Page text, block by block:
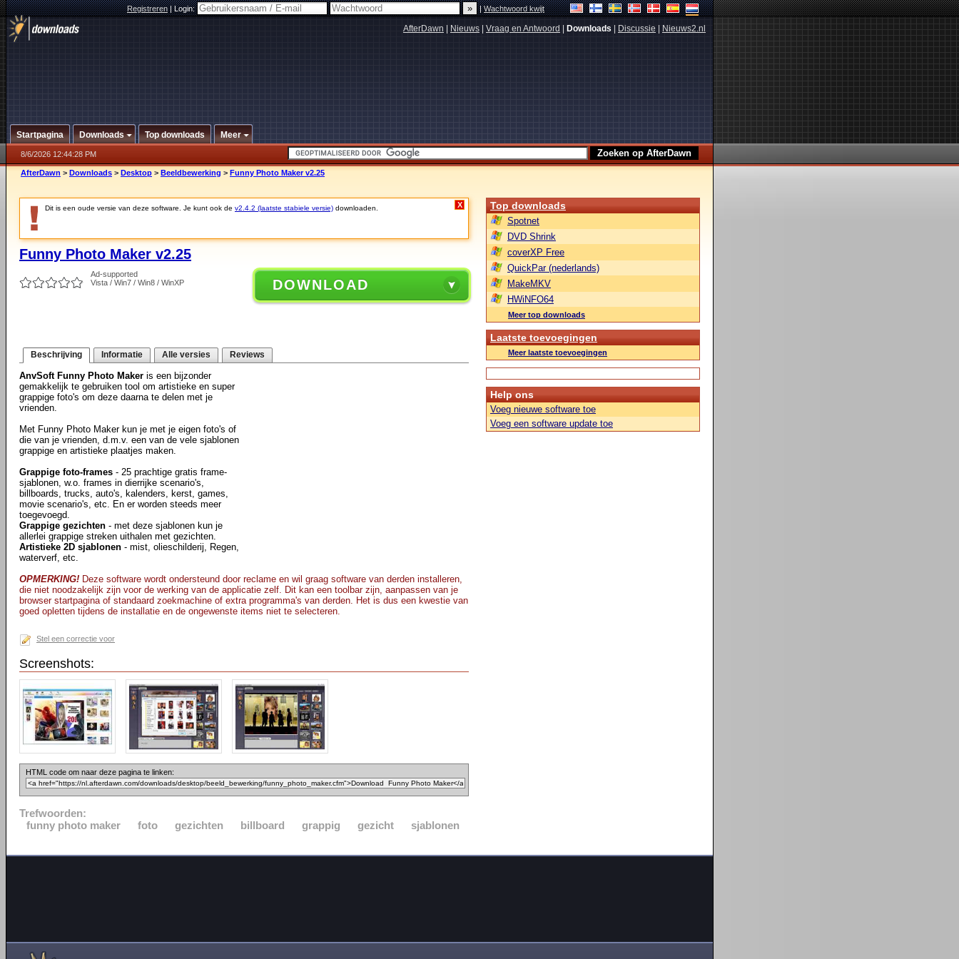
Registreren|Login: |Wachtwoord kwijt
AfterDawn Nieuws Vraag en Antwoord Downloads Discussie Nieuws2.nl
Startpagina Downloads Top downloads Meer
8/6/2026 12:44:28 PM
AfterDawn > Downloads > Desktop > Beeldbewerking > Funny Photo Maker v2.25
Dit is een oude versie van deze software. Je kunt ook de v2.4.2 (laatste stabiele versie) downloaden. X
Funny Photo Maker v2.25
Ad-supported
Vista / Win7 / Win8 / WinXP
DOWNLOAD
Beschrijving Informatie Alle versies Reviews
AnvSoft Funny Photo Maker is een bijzonder
gemakkelijk te gebruiken tool om artistieke en super
grappige foto's om deze daarna te delen met je
vrienden.
Met Funny Photo Maker kun je met je eigen foto's of
die van je vrienden, d.m.v. een van de vele sjablonen
grappige en artistieke plaatjes maken.
Grappige foto-frames - 25 prachtige gratis frame-
sjablonen, w.o. frames in dierrijke scenario's,
billboards, trucks, auto's, kalenders, kerst, games,
movie scenario's, etc. En er worden steeds meer
toegevoegd.
Grappige gezichten - met deze sjablonen kun je
allerlei grappige streken uithalen met gezichten.
Artistieke 2D sjablonen - mist, olieschilderij, Regen,
waterverf, etc.
OPMERKING! Deze software wordt ondersteund door reclame en wil graag software van derden installeren,
die niet noodzakelijk zijn voor de werking van de applicatie zelf. Dit kan een toolbar zijn, aanpassen van je
browser startpagina of standaard zoekmachine of extra programma's van derden. Het is dus een kwestie van
goed opletten tijdens de installatie en de ongewenste items niet te selecteren.
Stel een correctie voor
Screenshots:
HTML code om naar deze pagina te linken:
Trefwoorden:
funny photo maker
foto gezichten billboard grappig gezicht sjablonen
Top downloads
Spotnet
DVD Shrink
coverXP Free
QuickPar (nederlands)
MakeMKV
HWiNFO64
Meer top downloads
Laatste toevoegingen
Meer laatste toevoegingen
Help ons
Voeg nieuwe software toe
Voeg een software update toe